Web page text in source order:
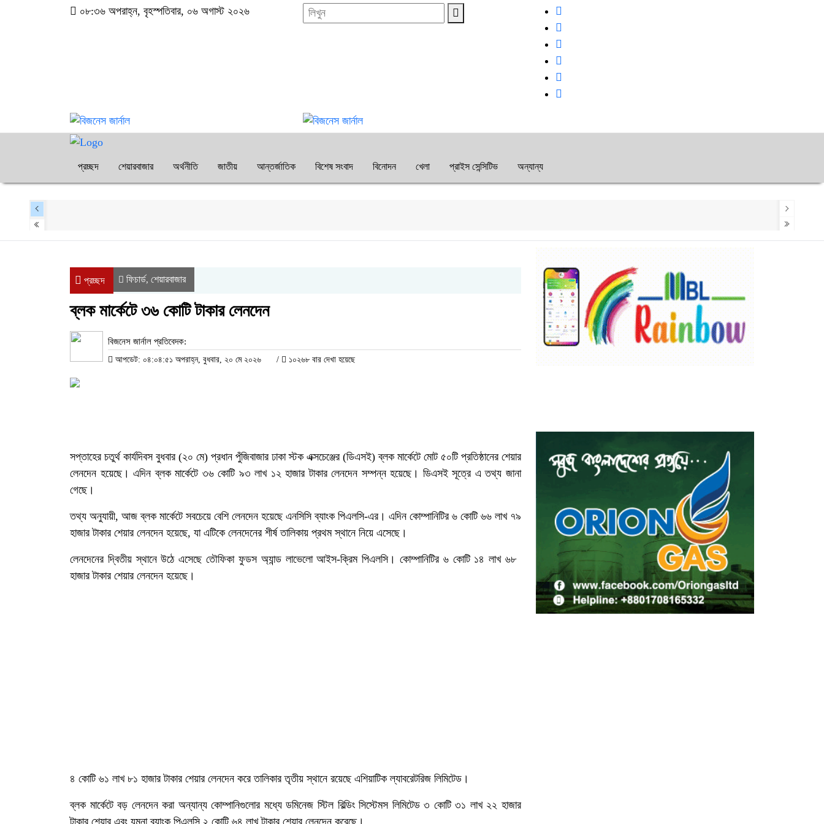
০৮:৩৬ অপরাহ্ন, বৃহস্পতিবার, ০৬ অগাস্ট ২০২৬
প্রচ্ছদ শেয়ারবাজার অর্থনীতি জাতীয় আন্তর্জাতিক বিশেষ সংবাদ বিনোদন খেলা প্রাইস সেন্সিটিভ অন্যান্য
প্রচ্ছদ ফিচার্ড, শেয়ারবাজার
ব্লক মার্কেটে ৩৬ কোটি টাকার লেনদেন
বিজনেস জার্নাল প্রতিবেদক:
আপডেট: ০৪:০৪:৫১ অপরাহ্ন, বুধবার, ২০ মে ২০২৬ / ১০২৬৮ বার দেখা হয়েছে
সপ্তাহের চতুর্থ কার্যদিবস বুধবার (২০ মে) প্রধান পুঁজিবাজার ঢাকা স্টক এক্সচেঞ্জের (ডিএসই) ব্লক মার্কেটে মোট ৫০টি প্রতিষ্ঠানের শেয়ার
লেনদেন হয়েছে। এদিন ব্লক মার্কেটে ৩৬ কোটি ৯৩ লাখ ১২ হাজার টাকার লেনদেন সম্পন্ন হয়েছে। ডিএসই সূত্রে এ তথ্য জানা
গেছে।
তথ্য অনুযায়ী, আজ ব্লক মার্কেটে সবচেয়ে বেশি লেনদেন হয়েছে এনসিসি ব্যাংক পিএলসি-এর। এদিন কোম্পানিটির ৬ কোটি ৬৬ লাখ ৭৯
হাজার টাকার শেয়ার লেনদেন হয়েছে, যা এটিকে লেনদেনের শীর্ষ তালিকায় প্রথম স্থানে নিয়ে এসেছে।
লেনদেনের দ্বিতীয় স্থানে উঠে এসেছে তৌফিকা ফুডস অ্যান্ড লাভেলো আইস-ক্রিম পিএলসি। কোম্পানিটির ৬ কোটি ১৪ লাখ ৬৮
হাজার টাকার শেয়ার লেনদেন হয়েছে।
৪ কোটি ৬১ লাখ ৮১ হাজার টাকার শেয়ার লেনদেন করে তালিকার তৃতীয় স্থানে রয়েছে এশিয়াটিক ল্যাবরেটরিজ লিমিটেড।
ব্লক মার্কেটে বড় লেনদেন করা অন্যান্য কোম্পানিগুলোর মধ্যে ডমিনেজ স্টিল বিল্ডিং সিস্টেমস লিমিটেড ৩ কোটি ৩১ লাখ ২২ হাজার
টাকার শেয়ার এবং যমুনা ব্যাংক পিএলসি ২ কোটি ৬৪ লাখ টাকার শেয়ার লেনদেন করেছে।